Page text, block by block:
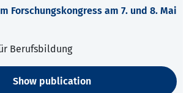
Forschungskongress am 7. und 8. Mai
Berufsbildung
Show publication